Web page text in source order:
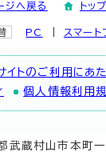
ジへ戻る トッ
PC スマート
イトのご利用にあ
個人情報利用
蔵村山市本町